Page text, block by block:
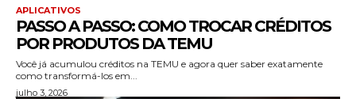
APLICATIVOS
PASSO A PASSO: COMO TROCAR CRÉDITOS
POR PRODUTOS DA TEMU
Você já acumulou créditos na TEMU e agora quer saber exatamente
como transformá-los em...
julho 3, 2026